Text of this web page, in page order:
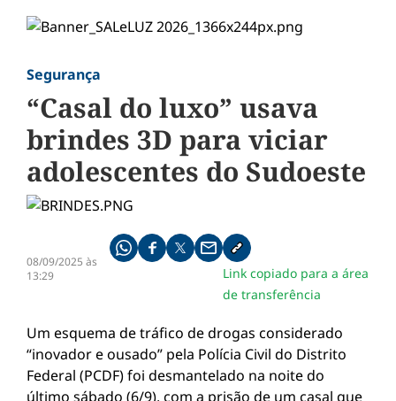
Segurança
“Casal do luxo” usava
brindes 3D para viciar
adolescentes do Sudoeste
08/09/2025 às
13:29
Compartilhe pelo whatsapp
Compartilhar no facebook
Compartilhar no twitter
Compartilhe pelo email
Copiar link da notícia
Link copiado para a área
de transferência
Um esquema de tráfico de drogas considerado
“inovador e ousado” pela Polícia Civil do Distrito
Federal (PCDF) foi desmantelado na noite do
último sábado (6/9), com a prisão de um casal que